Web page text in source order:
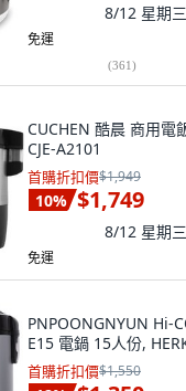
8/12 星期三
免運
(361)
CUCHEN 酷晨 商用電
CJE-A2101
首購折扣價$1,949
10% $1,749
8/12 星期三
免運
PNPOONGNYUN Hi-
E15 電鍋 15人份,
首購折扣價$1,550